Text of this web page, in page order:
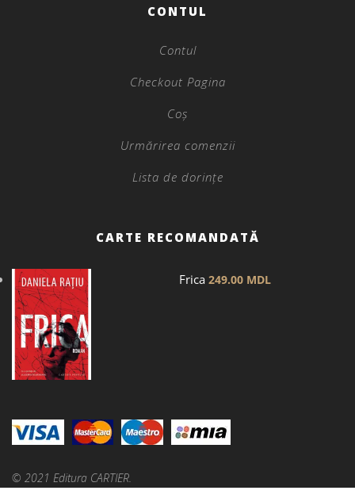
CONTUL
Contul
Checkout Pagina
Coș
Urmărirea comenzii
Lista de dorințe
CARTE RECOMANDATĂ
Frica 249.00 MDL
© 2021 Editura CARTIER.